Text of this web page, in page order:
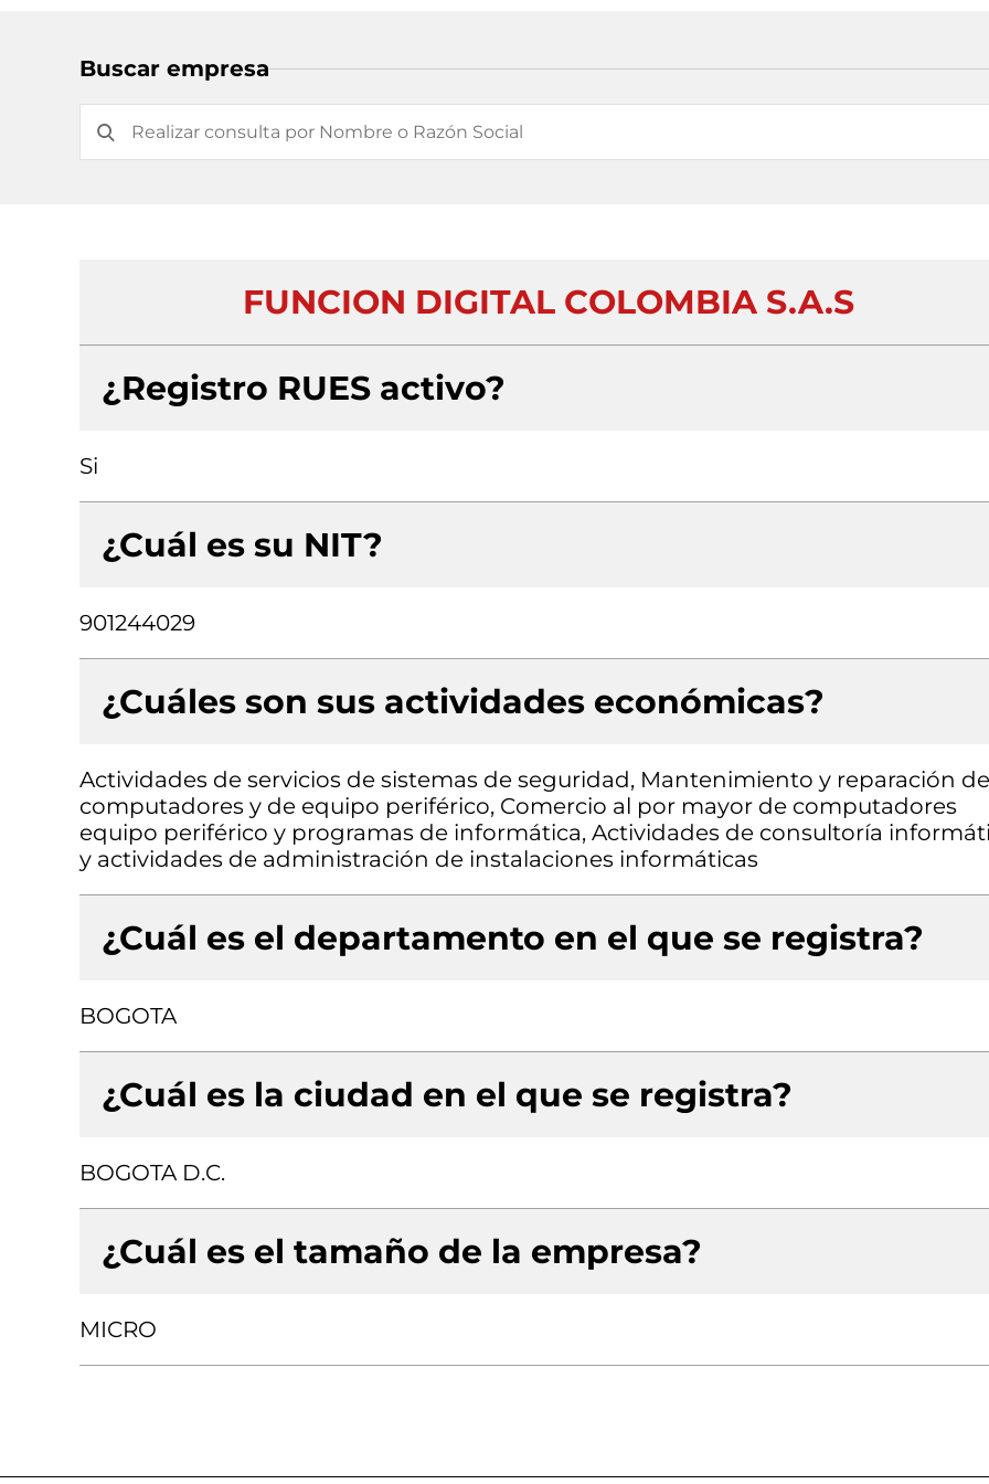
Buscar empresa
FUNCION DIGITAL COLOMBIA S.A.S
¿Registro RUES activo?
Si
¿Cuál es su NIT?
901244029
¿Cuáles son sus actividades económicas?
Actividades de servicios de sistemas de seguridad, Mantenimiento y reparación de
computadores y de equipo periférico, Comercio al por mayor de computadores
equipo periférico y programas de informática, Actividades de consultoría
y actividades de administración de instalaciones informáticas
¿Cuál es el departamento en el que se registra?
BOGOTA
¿Cuál es la ciudad en el que se registra?
BOGOTA D.C.
¿Cuál es el tamaño de la empresa?
MICRO